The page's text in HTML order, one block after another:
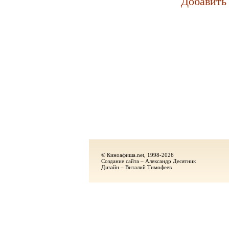
© Киноафиша.net, 1998-2026
Создание сайта – Александр Десятник
Дизайн – Виталий Тимофеев